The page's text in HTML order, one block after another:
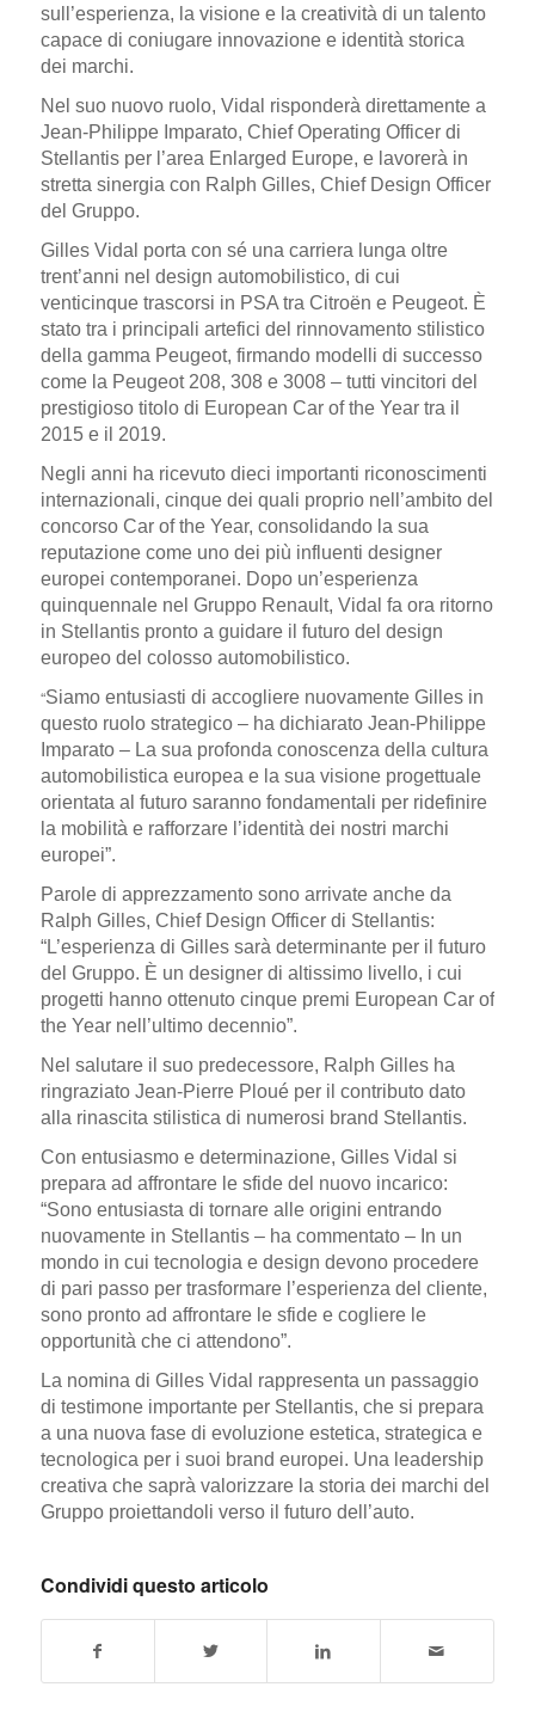
sull’esperienza, la visione e la creatività di un talento
capace di coniugare innovazione e identità storica
dei marchi.
Nel suo nuovo ruolo, Vidal risponderà direttamente a
Jean-Philippe Imparato, Chief Operating Officer di
Stellantis per l’area Enlarged Europe, e lavorerà in
stretta sinergia con Ralph Gilles, Chief Design Officer
del Gruppo.
Gilles Vidal porta con sé una carriera lunga oltre
trent’anni nel design automobilistico, di cui
venticinque trascorsi in PSAtra Citroën e Peugeot. È
stato tra i principali artefici del rinnovamento stilistico
della gamma Peugeot, firmando modelli di successo
come la Peugeot 208, 308 e 3008– tutti vincitori del
prestigioso titolo di European Car of the Yeartra il
2015 e il 2019.
Negli anni ha ricevuto dieci importanti riconoscimenti
internazionali, cinque dei quali proprio nell’ambito del
concorso Car of the Year, consolidando la sua
reputazione come uno dei più influenti designer
europei contemporanei. Dopo un’esperienza
quinquennale nel Gruppo Renault, Vidal fa ora ritorno
in Stellantis pronto a guidare il futuro del design
europeo del colosso automobilistico.
“Siamo entusiasti di accogliere nuovamente Gilles in
questo ruolo strategico – ha dichiarato Jean-Philippe
Imparato – La sua profonda conoscenza della cultura
automobilistica europea e la sua visione progettuale
orientata al futuro saranno fondamentali per ridefinire
la mobilità e rafforzare l’identità dei nostri marchi
europei”.
Parole di apprezzamento sono arrivate anche da
Ralph Gilles, Chief Design Officer di Stellantis:
“L’esperienza di Gilles sarà determinante per il futuro
del Gruppo. È un designer di altissimo livello, i cui
progetti hanno ottenuto cinque premi European Car of
the Yearnell’ultimo decennio”.
Nel salutare il suo predecessore, Ralph Gilles ha
ringraziato Jean-Pierre Plouéper il contributo dato
alla rinascita stilistica di numerosi brand Stellantis.
Con entusiasmo e determinazione, Gilles Vidal si
prepara ad affrontare le sfide del nuovo incarico:
“Sono entusiasta di tornare alle origini entrando
nuovamente in Stellantis – ha commentato – In un
mondo in cui tecnologia e design devono procedere
di pari passo per trasformare l’esperienza del cliente,
sono pronto ad affrontare le sfide e cogliere le
opportunità che ci attendono”.
La nomina di Gilles Vidal rappresenta un passaggio
di testimone importante per Stellantis, che si prepara
a una nuova fase di evoluzione estetica, strategica e
tecnologica per i suoi brand europei. Una leadership
creativa che saprà valorizzare la storia dei marchi del
Gruppo proiettandoli verso il futuro dell’auto.
Condividi questo articolo